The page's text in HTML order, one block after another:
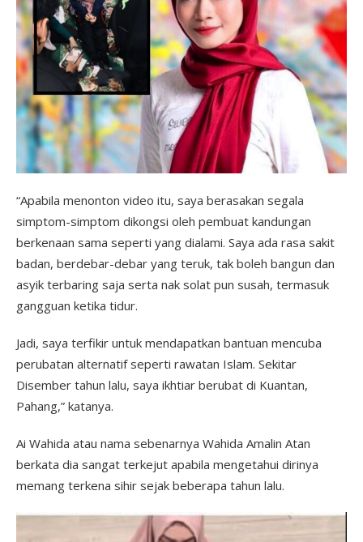
“Apabila menonton video itu, saya berasakan segala
simptom-simptom dikongsi oleh pembuat kandungan
berkenaan sama seperti yang dialami. Saya ada rasa sakit
badan, berdebar-debar yang teruk, tak boleh bangun dan
asyik terbaring saja serta nak solat pun susah, termasuk
gangguan ketika tidur.
Jadi, saya terfikir untuk mendapatkan bantuan mencuba
perubatan alternatif seperti rawatan Islam. Sekitar
Disember tahun lalu, saya ikhtiar berubat di Kuantan,
Pahang,” katanya.
Ai Wahida atau nama sebenarnya Wahida Amalin Atan
berkata dia sangat terkejut apabila mengetahui dirinya
memang terkena sihir sejak beberapa tahun lalu.